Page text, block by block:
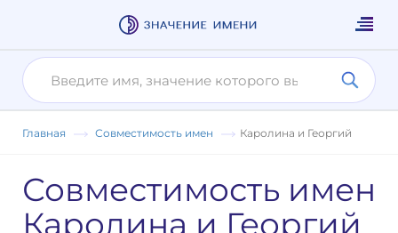
Главная Совместимость имен Каролина и Георгий
Совместимость имен
Каролина и Георгий